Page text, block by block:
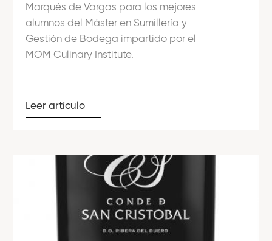
Marqués de Vargas para los mejores
alumnos del Máster en Sumillería y
Gestión de Bodega impartido por el
MOM Culinary Institute.
Leer artículo